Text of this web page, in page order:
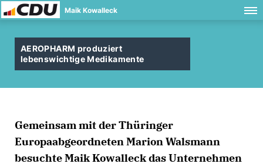
Maik Kowalleck
AEROPHARM produziert
lebenswichtige Medikamente
Gemeinsam mit der Thüringer
Europaabgeordneten Marion Walsmann
besuchte Maik Kowalleck das Unternehmen